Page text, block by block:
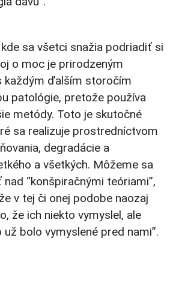
sa všetci snažia podriadiť si
o moc je prirodzeným
každým ďalším storočím
patológie, pretože používa
metódy. Toto je skutočné
sa realizuje prostredníctvom
degradácie a
a všetkých. Môžeme sa
“konšpiračnými teóriami”,
v tej či onej podobe naozaj
že ich niekto vymyslel, ale
už bolo vymyslené pred nami”.